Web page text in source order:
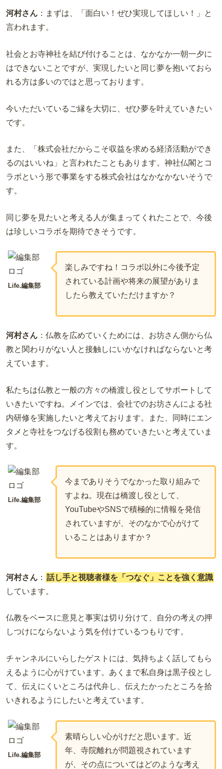
河村さん ：まずは、「面白い！ぜひ実現してほしい！」と
言われます。
社会とお寺神社を結び付けることは、なかなか一朝一夕に
はできないことですが、実現したいと同じ夢を抱いておら
れる方は多いのではと思っております。
今いただいているご縁を大切に、ぜひ夢を叶えていきたい
です。
また、「株式会社だからこそ収益を求める経済活動ができ
るのはいいね」と言われたこともあります。神社仏閣とコ
ラボという形で事業をする株式会社はなかなかないそうで
す。
同じ夢を見たいと考える人が集まってくれたことで、今後
は珍しいコラボを期待できそうです。
Life.編集部
楽しみですね！コラボ以外に今後予定
されている計画や将来の展望がありま
したら教えていただけますか？
河村さん ：仏教を広めていくためには、お坊さん側から仏
教と関わりがない人と接触しにいかなければならないと考
えています。
私たちは仏教と一般の方々の橋渡し役としてサポートして
いきたいですね。メインでは、会社でのお坊さんによる社
内研修を実施したいと考えております。また、同時にエン
タメと寺社をつなげる役割も務めていきたいと考えていま
す。
Life.編集部
今までありそうでなかった取り組みで
すよね。現在は橋渡し役として、
YouTubeやSNSで積極的に情報を発信
されていますが、そのなかで心がけて
いることはありますか？
河村さん ： 話し手と視聴者様を「つなぐ」ことを強く意識
しています。
仏教をベースに意見と事実は切り分けて、自分の考えの押
しつけにならないよう気を付けているつもりです。
チャンネルにいらしたゲストには、気持ちよく話してもら
えるように心がけています。あくまで私自身は黒子役とし
て、伝えにくいところは代弁し、伝えたかったところを拾
いきれるようにしたいと考えています。
Life.編集部
素晴らしい心がけだと思います。近
年、寺院離れが問題視されています
が、その点についてはどのような考え